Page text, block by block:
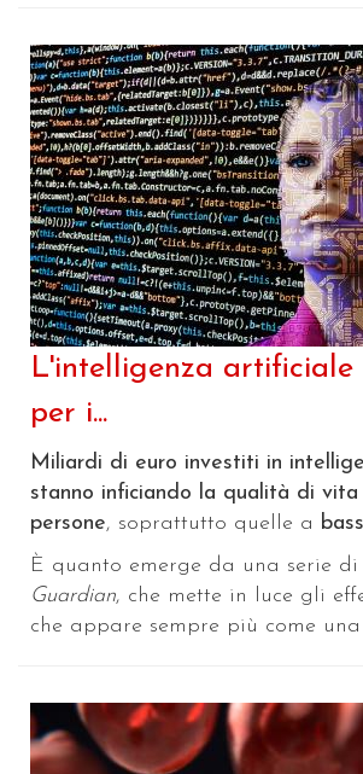
L'intelligenza artificiale
per i...
Miliardi di euro investiti in
stanno inficiando la qualità di
persone, soprattutto quelle a
È quanto emerge da una serie
Guardian, che mette in luce gli
che appare sempre più come una